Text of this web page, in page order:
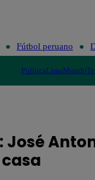
Fútbol peruano
PolíticaLimaMundo